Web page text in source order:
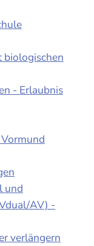
biologischen
- Erlaubnis
und
AV) -
verlängern